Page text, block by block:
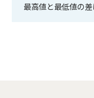
最高値と最低値の差